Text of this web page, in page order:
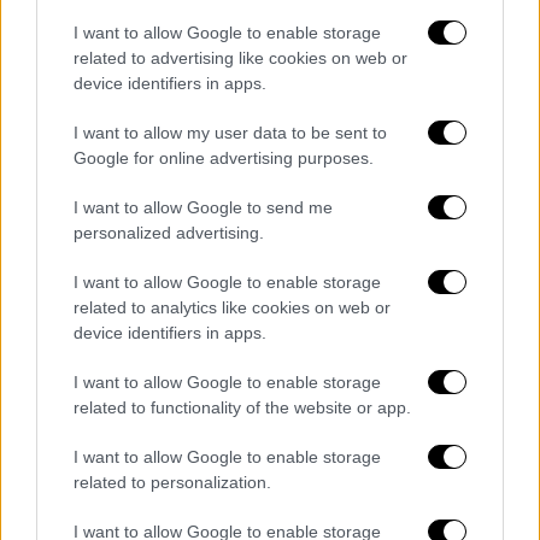
I want to allow Google to enable storage
related to advertising like cookies on web or
device identifiers in apps.
I want to allow my user data to be sent to
Google for online advertising purposes.
I want to allow Google to send me
personalized advertising.
I want to allow Google to enable storage
related to analytics like cookies on web or
device identifiers in apps.
I want to allow Google to enable storage
related to functionality of the website or app.
I want to allow Google to enable storage
related to personalization.
I want to allow Google to enable storage
ενώ επιτρέπει αποκλειστικά την χρήση
αθόρυβων ή χαμηλού θορύβου βεγγαλικών
προβλέπεται πρόστιμο 3.000 ευρώ.
ακούγονταιείναι τακτικό αυτό. Είναιλιγάκι
ενοχλητικόαυτό θα έλεγα πόσω
είναι επαναλήψιμο. Γίνεται κάθε βράδυ»,
υπογραμμίζεικάτοικοςτης περιοχής
σχολιάζονταςτο μέτρο.
Η αρχή έγινε από τον δήμο Αλίμου την
περασμένη Τετάρτη. Το ωράριο της
μουσικής μέχρις τις 11 το βράδυ θα ισχύσει
μέχρι της 7 Ιουνίου, οπότε και θα
συνεδριάσει εκ νέου το δημοτικό συμβούλιο